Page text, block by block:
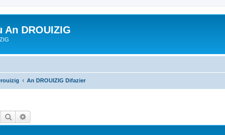
DROUIZIG
An DROUIZIG Difazier
Rechercher